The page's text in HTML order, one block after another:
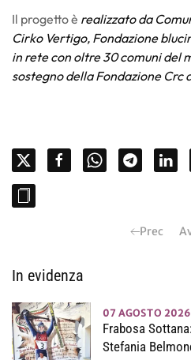
Il progetto è realizzato da
Cirko Vertigo, Fondazione
in rete con oltre 30 comuni del
sostegno della Fondazione Crc
Prec
In evidenza
07 AGOSTO 2026
Frabosa
Stefania